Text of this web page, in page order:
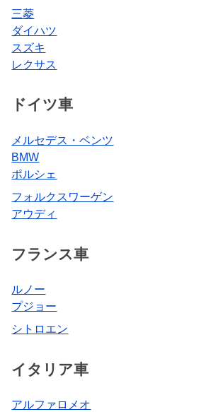
三菱
ダイハツ
スズキ
レクサス
ドイツ車
メルセデス・ベンツ
BMW
ポルシェ
フォルクスワーゲン
アウディ
フランス車
ルノー
プジョー
シトロエン
イタリア車
アルファロメオ